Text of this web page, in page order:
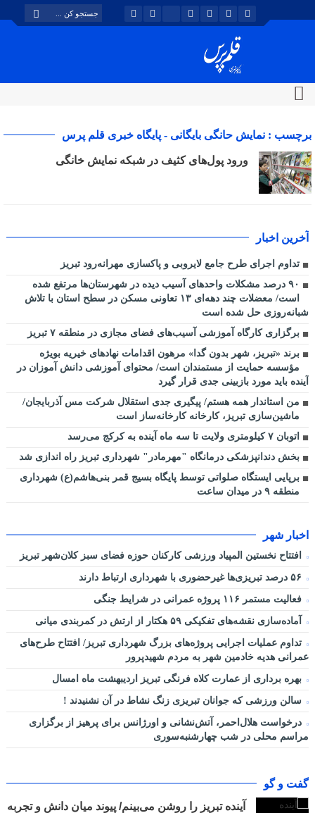
برچسب : نمایش حانگی بایگانی - پایگاه خبری قلم پرس
ورود پول‌های کثیف در شبکه نمایش خانگی
آخرین اخبار
تداوم اجرای طرح جامع لایروبی و پاکسازی مهرانه‌رود تبریز
٩٠ درصد مشکلات واحدهای آسیب دیده در شهرستان‌ها مرتفع شده
است/ معضلات چند دهه‌ای ١٣ تعاونی مسکن در سطح استان با تلاش
شبانه‌روزی حل شده است
برگزاری کارگاه آموزشی آسیب‌های فضای مجازی در منطقه ۷ تبریز
برند «تبریز، شهر بدون گدا» مرهون اقدامات نهادهای خیریه بویژه
مؤسسه حمایت از مستمندان است/ محتوای آموزشی دانش آموزان در
آینده باید مورد بازبینی جدی قرار گیرد
من استاندار همه هستم/ پیگیری جدی استقلال شرکت مس آذربایجان/
ماشین‌سازی تبریز، کارخانه کارخانه‌ساز است
اتوبان ۷ کیلومتری ولایت تا سه ماه آینده به کرکج می‌رسد
بخش دندانپزشکی درمانگاه "مهرمادر" شهرداری تبریز راه اندازی شد
برپایی ایستگاه صلواتی توسط پایگاه بسیج قمر بنی‌هاشم(ع) شهرداری
منطقه ۹ در میدان ساعت
اخبار شهر
افتتاح نخستین المپیاد ورزشی کارکنان حوزه فضای سبز کلان‌شهر تبریز
فعالیت مستمر ۱۱۶ پروژه عمرانی در شرایط جنگی
آماده‌سازی نقشه‌های تفکیکی ۵۹ هکتار از ارتش در کمربندی میانی
تداوم عملیات اجرایی پروژه‌های بزرگ شهرداری تبریز/ افتتاح طرح‌های
عمرانی هدیه خادمین شهر به مردم شهیدپرور
بهره برداری از عمارت کلاه فرنگی تبریز اردیبهشت ماه امسال
سالن ورزشی که جوانان تبریزی زنگ نشاط در آن نشنیدند !
درخواست هلال‌احمر، آتش‌نشانی و اورژانس برای پرهیز از برگزاری
مراسم محلی در شب چهارشنبه‌سوری
گفت و گو
آینده تبریز را روشن می‌بینم/ پیوند میان دانش و تجربه